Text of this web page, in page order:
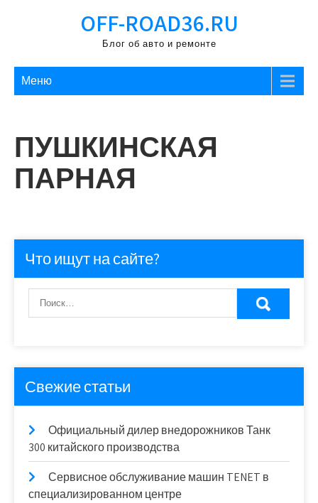
OFF-ROAD36.RU
Блог об авто и ремонте
Меню
ПУШКИНСКАЯ
ПАРНАЯ
Что ищут на сайте?
Свежие статьи
Официальный дилер внедорожников Танк
300 китайского производства
Сервисное обслуживание машин TENET в
специализированном центре